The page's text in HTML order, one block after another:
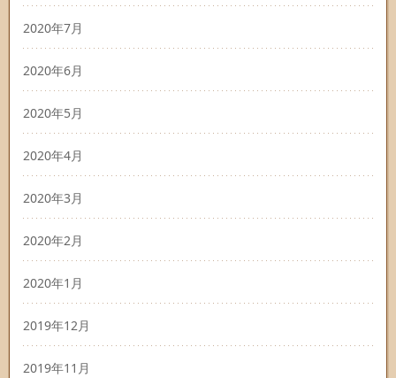
2020年7月
2020年6月
2020年5月
2020年4月
2020年3月
2020年2月
2020年1月
2019年12月
2019年11月